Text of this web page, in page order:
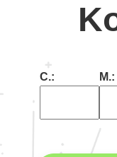
C.: M.: